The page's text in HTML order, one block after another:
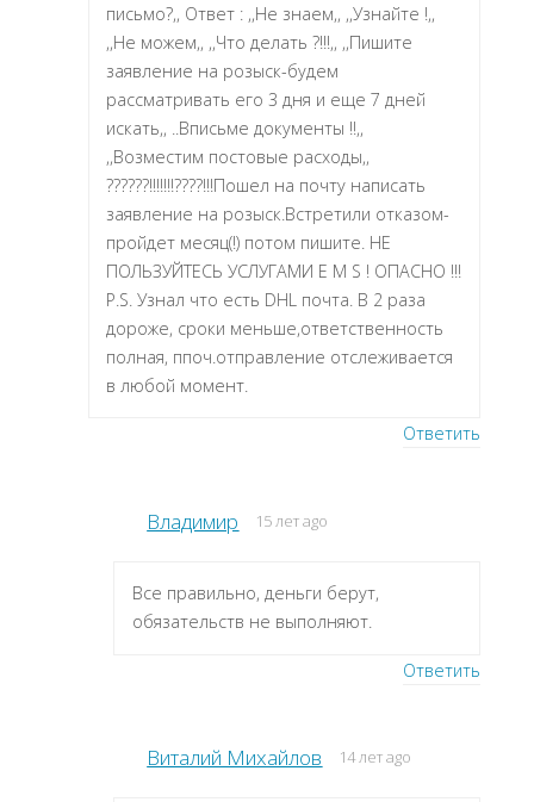
письмо?,, Ответ : ,,Не знаем,, ,,Узнайте !,,
,,Не можем,, ,,Что делать ?!!!,, ,,Пишите
заявление на розыск-будем
рассматривать его 3 дня и еще 7 дней
искать,, ..Вписьме документы !!,,
,,Возместим постовые расходы,,
??????!!!!!!!????!!!Пошел на почту написать
заявление на розыск.Встретили отказом-
пройдет месяц(!) потом пишите. НЕ
ПОЛЬЗУЙТЕСЬ УСЛУГАМИ E M S ! ОПАСНО !!!
P.S. Узнал что есть DHL почта. В 2 раза
дороже, сроки меньше,ответственность
полная, ппоч.отправление отслеживается
в любой момент.
Ответить
Владимир 15 лет ago
Все правильно, деньги берут,
обязательств не выполняют.
Ответить
Виталий Михайлов 14 лет ago